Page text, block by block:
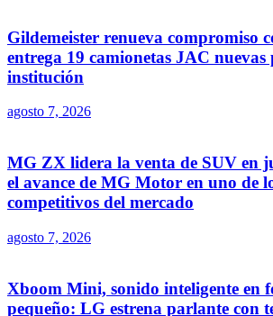
Gildemeister renueva compromiso
entrega 19 camionetas JAC nuevas
institución
agosto 7, 2026
MG ZX lidera la venta de SUV en
el avance de MG Motor en uno de
competitivos del mercado
agosto 7, 2026
Xboom Mini, sonido inteligente en
pequeño: LG estrena parlante con